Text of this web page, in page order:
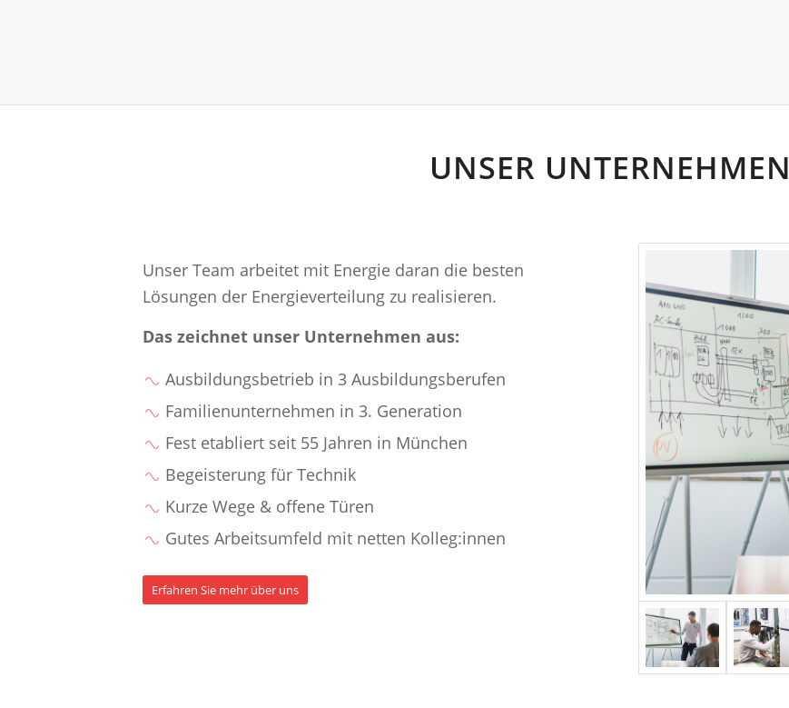
UNSER UNTERNEHMEN
Unser Team arbeitet mit Energie daran die besten
Lösungen der Energieverteilung zu realisieren.
Das zeichnet unser Unternehmen aus:
Ausbildungsbetrieb in 3 Ausbildungsberufen
Familienunternehmen in 3. Generation
Fest etabliert seit 55 Jahren in München
Begeisterung für Technik
Kurze Wege & offene Türen
Gutes Arbeitsumfeld mit netten Kolleg:innen
Erfahren Sie mehr über uns